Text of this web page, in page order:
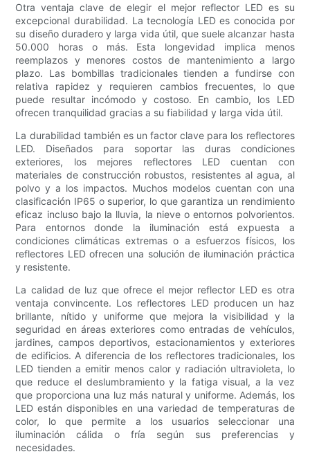
Otra ventaja clave de elegir el mejor reflector LED es su
excepcional durabilidad. La tecnología LED es conocida por
su diseño duradero y larga vida útil, que suele alcanzar hasta
50.000 horas o más. Esta longevidad implica menos
reemplazos y menores costos de mantenimiento a largo
plazo. Las bombillas tradicionales tienden a fundirse con
relativa rapidez y requieren cambios frecuentes, lo que
puede resultar incómodo y costoso. En cambio, los LED
ofrecen tranquilidad gracias a su fiabilidad y larga vida útil.
La durabilidad también es un factor clave para los reflectores
LED. Diseñados para soportar las duras condiciones
exteriores, los mejores reflectores LED cuentan con
materiales de construcción robustos, resistentes al agua, al
polvo y a los impactos. Muchos modelos cuentan con una
clasificación IP65 o superior, lo que garantiza un rendimiento
eficaz incluso bajo la lluvia, la nieve o entornos polvorientos.
Para entornos donde la iluminación está expuesta a
condiciones climáticas extremas o a esfuerzos físicos, los
reflectores LED ofrecen una solución de iluminación práctica
y resistente.
La calidad de luz que ofrece el mejor reflector LED es otra
ventaja convincente. Los reflectores LED producen un haz
brillante, nítido y uniforme que mejora la visibilidad y la
seguridad en áreas exteriores como entradas de vehículos,
jardines, campos deportivos, estacionamientos y exteriores
de edificios. A diferencia de los reflectores tradicionales, los
LED tienden a emitir menos calor y radiación ultravioleta, lo
que reduce el deslumbramiento y la fatiga visual, a la vez
que proporciona una luz más natural y uniforme. Además, los
LED están disponibles en una variedad de temperaturas de
color, lo que permite a los usuarios seleccionar una
iluminación cálida o fría según sus preferencias y
necesidades.